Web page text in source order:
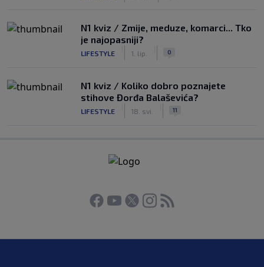
N1 kviz / Zmije, meduze, komarci... Tko
je najopasniji?
LIFESTYLE 1. lip. 0
N1 kviz / Koliko dobro poznajete
stihove Đorđa Balaševića?
LIFESTYLE 18. svi. 11